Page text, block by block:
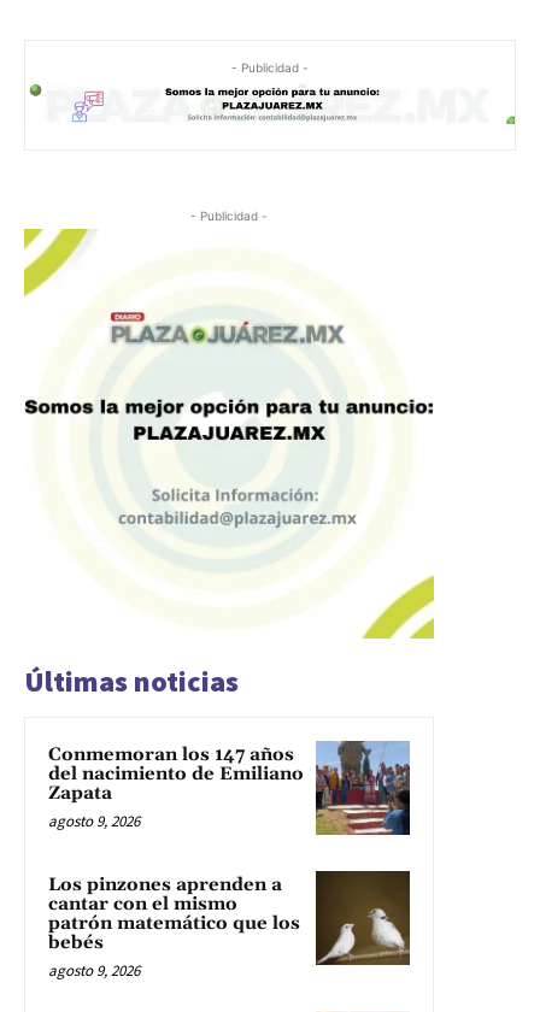
- Publicidad -
- Publicidad -
Últimas noticias
Conmemoran los 147 años
del nacimiento de Emiliano
Zapata
agosto 9, 2026
Los pinzones aprenden a
cantar con el mismo
patrón matemático que los
bebés
agosto 9, 2026